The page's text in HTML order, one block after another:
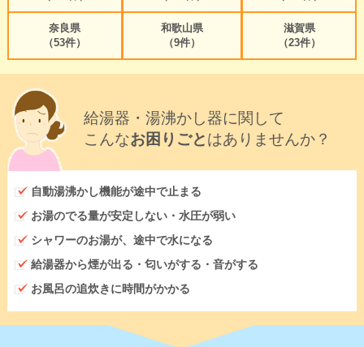
奈良県
（53件）
和歌山県
（9件）
滋賀県
（23件）
給湯器・湯沸かし器に関して
こんなお困りごとはありませんか？
自動湯沸かし機能が途中で止まる
お湯のでる量が安定しない・水圧が弱い
シャワーのお湯が、途中で水になる
給湯器から煙が出る・匂いがする・音がする
お風呂の追炊きに時間がかかる